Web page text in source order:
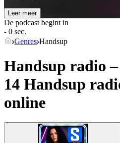
Leer meer
De podcast begint in
- 0 sec.
Genres Handsup
Handsup radio
14 Handsup
online